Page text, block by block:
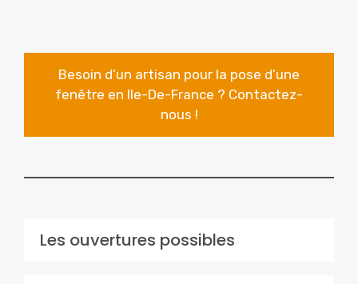
Besoin d’un artisan pour la pose d’une
fenêtre en Ile-De-France ? Contactez-
nous !
Les ouvertures possibles